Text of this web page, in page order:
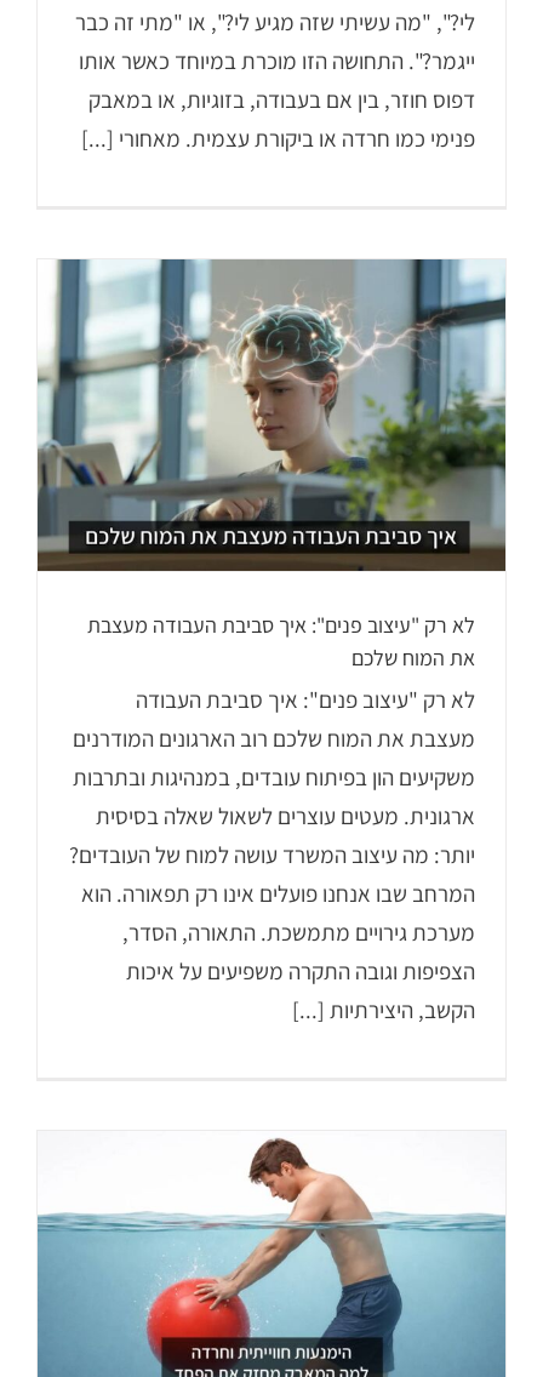
לי?", "מה עשיתי שזה מגיע לי?", או "מתי זה כבר
ייגמר?". התחושה הזו מוכרת במיוחד כאשר אותו
דפוס חוזר, בין אם בעבודה, בזוגיות, או במאבק
פנימי כמו חרדה או ביקורת עצמית. מאחורי [...]
לא רק "עיצוב פנים": איך סביבת העבודה מעצבת
את המוח שלכם
לא רק "עיצוב פנים": איך סביבת העבודה
מעצבת את המוח שלכם רוב הארגונים המודרנים
משקיעים הון בפיתוח עובדים, במנהיגות ובתרבות
ארגונית. מעטים עוצרים לשאול שאלה בסיסית
יותר: מה עיצוב המשרד עושה למוח של העובדים?
המרחב שבו אנחנו פועלים אינו רק תפאורה. הוא
מערכת גירויים מתמשכת. התאורה, הסדר,
הצפיפות וגובה התקרה משפיעים על איכות
הקשב, היצירתיות [...]